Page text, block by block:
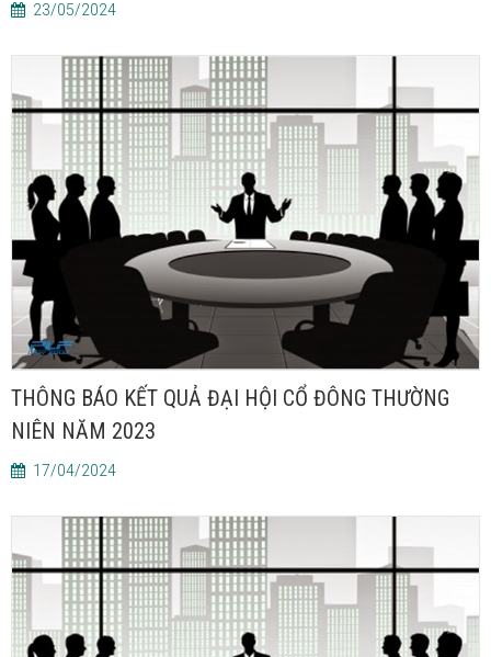
23/05/2024
THÔNG BÁO KẾT QUẢ ĐẠI HỘI CỔ ĐÔNG THƯỜNG
NIÊN NĂM 2023
17/04/2024